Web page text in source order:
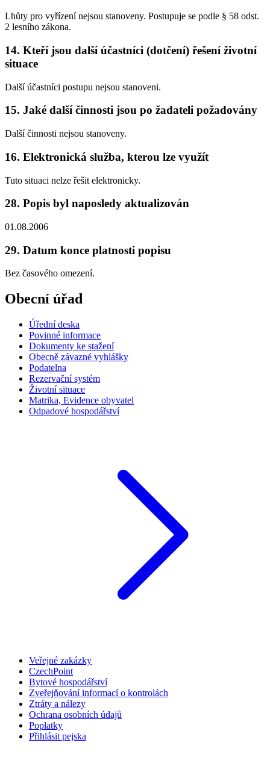
Lhůty pro vyřízení nejsou stanoveny. Postupuje se podle § 58 odst.
2 lesního zákona.
14. Kteří jsou další účastníci (dotčení) řešení životní
situace
Další účastníci postupu nejsou stanoveni.
15. Jaké další činnosti jsou po žadateli požadovány
Další činnosti nejsou stanoveny.
16. Elektronická služba, kterou lze využít
Tuto situaci nelze řešit elektronicky.
28. Popis byl naposledy aktualizován
01.08.2006
29. Datum konce platnosti popisu
Bez časového omezení.
Obecní úřad
Úřední deska
Povinné informace
Dokumenty ke stažení
Obecně závazné vyhlášky
Podatelna
Rezervační systém
Životní situace
Matrika, Evidence obyvatel
Odpadové hospodářství
Veřejné zakázky
CzechPoint
Bytové hospodářství
Zveřejňování informací o kontrolách
Ztráty a nálezy
Ochrana osobních údajů
Poplatky
Přihlásit pejska